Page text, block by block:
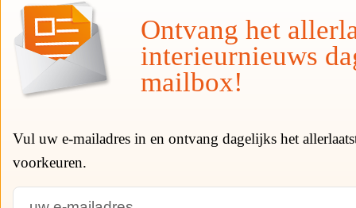
Ontvang het
interieurnieuws
mailbox!
Vul uw e-mailadres in en ontvang dagelijks het
voorkeuren.